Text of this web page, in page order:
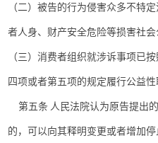
（二）被告的行为侵害众多不特
者人身、财产安全危险等损害社会
（三）消费者组织就涉诉事项已
四项或者第五项的规定履行公益性
第五条 人民法院认为原告提出
的，可以向其释明变更或者增加停